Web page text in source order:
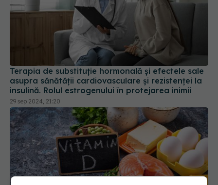
Terapia de substituție hormonală și efectele sale
asupra sănătății cardiovasculare și rezistenței la
insulină. Rolul estrogenului în protejarea inimii
29 sep 2024, 21:20